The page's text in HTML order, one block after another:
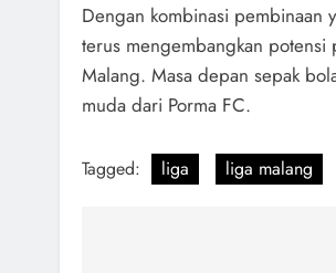
Dengan kombinasi pembinaan
terus mengembangkan potensi
Malang. Masa depan sepak
muda dari Porma FC.
Tagged: liga liga malang